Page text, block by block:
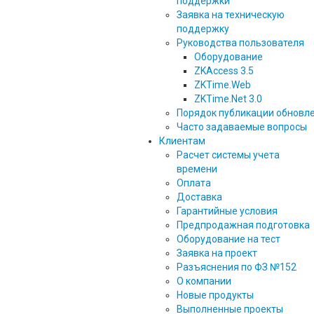
Заявка на техническую
поддержку
Руководства пользователя
Оборудование
ZKAccess 3.5
ZKTime.Web
ZKTime.Net 3.0
Порядок публикации
Часто задаваемые вопросы
Клиентам
Расчет системы учета
времени
Оплата
Доставка
Гарантийные условия
Предпродажная подготовка
Оборудование на тест
Заявка на проект
Разъяснения по ФЗ №152
О компании
Новые продукты
Выполненные проекты